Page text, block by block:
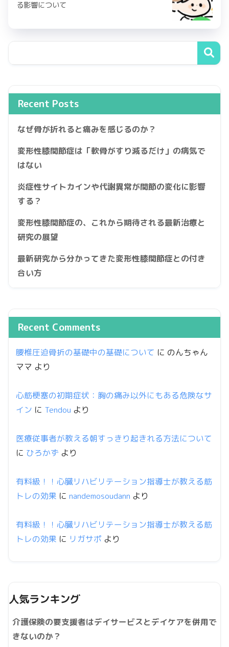
る影響について
Recent Posts
なぜ骨が折れると痛みを感じるのか？
変形性膝関節症は「軟骨がすり減るだけ」の病気で
はない
炎症性サイトカインや代謝異常が関節の変化に影響
する？
変形性膝関節症の、これから期待される最新治療と
研究の展望
最新研究から分かってきた変形性膝関節症との付き
合い方
Recent Comments
腰椎圧迫骨折の基礎中の基礎について に のんちゃん
ママ より
心筋梗塞の初期症状：胸の痛み以外にもある危険なサ
イン に Tendou より
医療従事者が教える朝すっきり起きれる方法について
に ひろかず より
有料級！！心臓リハビリテーション指導士が教える筋
トレの効果 に nandemosoudann より
有料級！！心臓リハビリテーション指導士が教える筋
トレの効果 に リガサポ より
人気ランキング
介護保険の要支援者はデイサービスとデイケアを併用で
きないのか？